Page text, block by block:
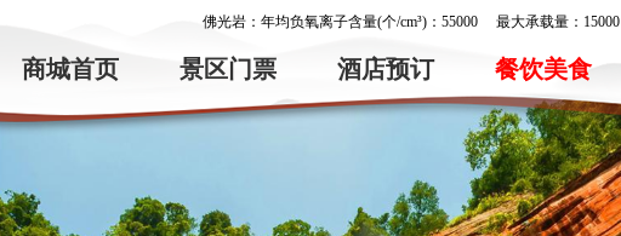
佛光岩：年均负氧离子含量(个/cm³)： 55000 最大承载量：15000
大瀑布：年均负氧离子含量(个/cm³)： 最大承载量：20000
燕子岩：年均负氧离子含量(个/cm³)：55800最大承载量：5000
商城首页 景区门票 酒店预订 餐饮美食